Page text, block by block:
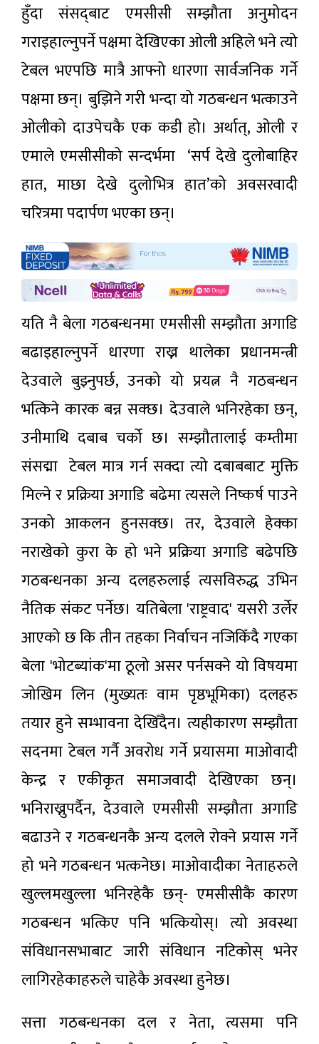
हुँदा संसद्‌बाट एमसीसी सम्झौता अनुमोदन
गराइहाल्नुपर्ने पक्षमा देखिएका ओली अहिले भने त्यो
टेबल भएपछि मात्रै आफ्नो धारणा सार्वजनिक गर्ने
पक्षमा छन्। बुझिने गरी भन्दा यो गठबन्धन भत्काउने
ओलीको दाउपेचकै एक कडी हो। अर्थात्, ओली र
एमाले एमसीसीको सन्दर्भमा ‘सर्प देखे दुलोबाहिर
हात, माछा देखे दुलोभित्र हात’को अवसरवादी
चरित्रमा पदार्पण भएका छन्।
यति नै बेला गठबन्धनमा एमसीसी सम्झौता अगाडि
बढाइहाल्नुपर्ने धारणा राख्न थालेका प्रधानमन्त्री
देउवाले बुझ्नुपर्छ, उनको यो प्रयत्न नै गठबन्धन
भत्किने कारक बन्न सक्छ। देउवाले भनिरहेका छन्,
उनीमाथि दबाब चर्को छ। सम्झौतालाई कम्तीमा
संसद्मा टेबल मात्र गर्न सक्दा त्यो दबाबबाट मुक्ति
मिल्ने र प्रक्रिया अगाडि बढेमा त्यसले निष्कर्ष पाउने
उनको आकलन हुनसक्छ। तर, देउवाले हेक्का
नराखेको कुरा के हो भने प्रक्रिया अगाडि बढेपछि
गठबन्धनका अन्य दलहरुलाई त्यसविरुद्ध उभिन
नैतिक संकट पर्नेछ। यतिबेला 'राष्ट्रवाद' यसरी उर्लेर
आएको छ कि तीन तहका निर्वाचन नजिकिँदै गएका
बेला 'भोटब्यांक'मा ठूलो असर पर्नसक्ने यो विषयमा
जोखिम लिन (मुख्यतः वाम पृष्ठभूमिका) दलहरु
तयार हुने सम्भावना देखिँदैन। त्यहीकारण सम्झौता
सदनमा टेबल गर्नै अवरोध गर्ने प्रयासमा माओवादी
केन्द्र र एकीकृत समाजवादी देखिएका छन्।
भनिराख्नुपर्दैन, देउवाले एमसीसी सम्झौता अगाडि
बढाउने र गठबन्धनकै अन्य दलले रोक्ने प्रयास गर्ने
हो भने गठबन्धन भत्कनेछ। माओवादीका नेताहरुले
खुल्लमखुल्ला भनिरहेकै छन्- एमसीसीकै कारण
गठबन्धन भत्किए पनि भत्कियोस्। त्यो अवस्था
संविधानसभाबाट जारी संविधान नटिकोस् भनेर
लागिरहेकाहरुले चाहेकै अवस्था हुनेछ।
सत्ता गठबन्धनका दल र नेता, त्यसमा पनि